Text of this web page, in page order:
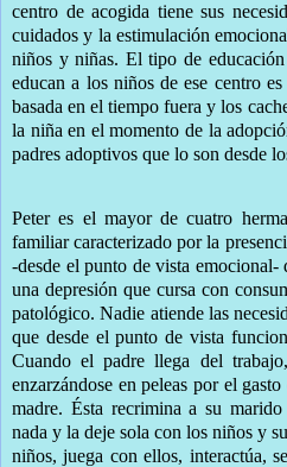
centro de acogida tiene sus
cuidados y la estimulación
niños y niñas. El tipo de
educan a los niños de ese centro
basada en el tiempo fuera y los
la niña en el momento de la
padres adoptivos que lo son desde
Peter es el mayor de cuatro
familiar caracterizado por la
-desde el punto de vista emocional-
una depresión que cursa con
patológico. Nadie atiende las
que desde el punto de vista
Cuando el padre llega del
enzarzándose en peleas por el
madre. Ésta recrimina a su
nada y la deje sola con los niños y
niños, juega con ellos, interactúa,